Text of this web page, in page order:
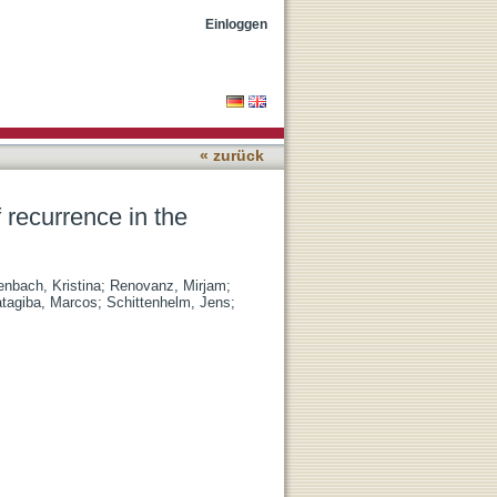
meningioma cohortEinloggen
« zurück
in the
Kristina; Renovanz, Mirjam;
Marcos; Schittenhelm, Jens;